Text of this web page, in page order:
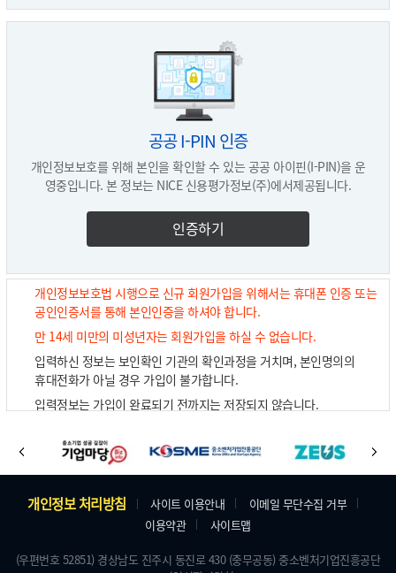
필요에 따라 이용자가 게재 또는 등록한 내용물을 삭제하거나
부분적으로 제한할 수 있습니다. 동 사이트는 회원이 게시하거나
등록하는 게시물의 내용이 다음 각호의 1에 해당한다고 판단되는 경우는
사전통지 없이 삭제 및 회원탈퇴 조치를 할 수 있습니다.
① 다른 회원 또는 제3자를 비방하거나 중상모략으로 명예를 손상시키는
② 공공질서 및 미풍양속에 위반되는 내용인 경우
③ 범죄적 행위에 결부된다고 인정되는 내용인 경우
④ 동 사이트의 저작권, 제3자의 저작권 등, 기타권리를 침해하는 내용인
⑤ 영업성 홍보가 빈번할 경우
⑦ 기타 관계법령에 위반된다고 판단되는 경우
제9조 (면책사항)
① 동 사이트는 회원이나 제3자에 의해 표출된 의견을 승인하거나
반대하는 등 수정하지 않습니다. 동 사이트는 어떠한 경우라도 회원이
서비스에 담긴 정보에 의존해 얻은 이득이나 입은 손해에 대하여 책임이
없습니다.
물품거래 혹은 금전 거래 등과 관련하여 어떠한 책임도 부담하지
아니하고, 회원이 서비스의 이용과 관련하여 기대하는 이익에 관하여
③ 동 사이트는 회원이 본 서비스에 게재한 정보·자료·신뢰도·정확성
등 내용에 관하여는 책임을 지지 않습니다.
것으로서, 물건의 거래와 관련한 모든 절차는 판매자와 구매자 양자간
심매물로 등록하는 경우),
카카오톡 알림톡을 통해 안내되는 정보를 와이파이가 아닌 이동통신망
으로 이용할 경우, 알림톡 수신 중 데이터 요금이 발생할 수 있습니다.
관심매물 등록 알림의 경우 다발적 수신이 발생할 경우가 있으므로 원치
않으실 경우 카카오톡 메뉴의 알림끄기를 설정해주시기 바랍니다.
카카오톡을 통해 발송되는 알림톡 수신을 원치 않으실 경우 알림톡을 차
단하거나 회원정보 수정에서 카카오 알림톡 수신하지 않기를 설정할 수
있습니다.
다만, 알림톡 미사용 설정의 경우 직거래매물 관련 메뉴의 이용이 어려
울 수 있습니다.
[개인정보처리방침]
자산거래중개장터 서비스 향상을 위해 관계법령에 따라 회원의 동의를
얻거나 관련 사항을 공개 또는 고지 후 회원의 개인정보를 외부에 위탁
'자산거래중개장터'의 개인정보처리 수탁자와 그 업무의 내용은 다음과
같습니다.
- 수탁자 : 비즈톡(주)
- 개인정보제공처 : 주식회사 카카오
- 수집항목 : 휴대폰번호, 직거래 매물 기본정보
- 보유기간 : 회원 탈퇴 시 즉시 삭제
공공 I-PIN 인증
개인정보보호를 위해 본인을 확인할 수 있는 공공 아이핀(I-PIN)을 운
영중입니다. 본 정보는 NICE 신용평가정보(주)에서제공됩니다.
인증하기
개인정보보호법 시행으로 신규 회원가입을 위해서는 휴대폰 인증 또는
공인인증서를 통해 본인인증을 하셔야 합니다.
만 14세 미만의 미성년자는 회원가입을 하실 수 없습니다.
입력하신 정보는 보인확인 기관의 확인과정을 거치며, 본인명의의
휴대전화가 아닐 경우 가입이 불가합니다.
입력정보는 가입이 완료되기 전까지는 저장되지 않습니다.
본인 인증 서비스는 NICE 신용평가정보(주)에서 제공합니다.
로 이
전
다
음
개인정보 처리방침 사이트 이용안내
이메일 무단수집 거부
이용약관
사이트맵
(우편번호 52851) 경상남도 진주시 동진로 430 (충무공동) 중소벤처기업진흥공단